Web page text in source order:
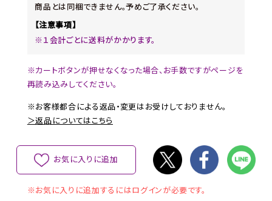
商品とは同梱できません。予めご了承ください。
【注意事項】
※１会計ごとに送料がかかります。
※カートボタンが押せなくなった場合、お手数ですがページを
再読み込みしてください。
※お客様都合による返品・変更はお受けしておりません。
＞返品についてはこちら
お気に入りに追加
※お気に入りに追加するにはログインが必要です。